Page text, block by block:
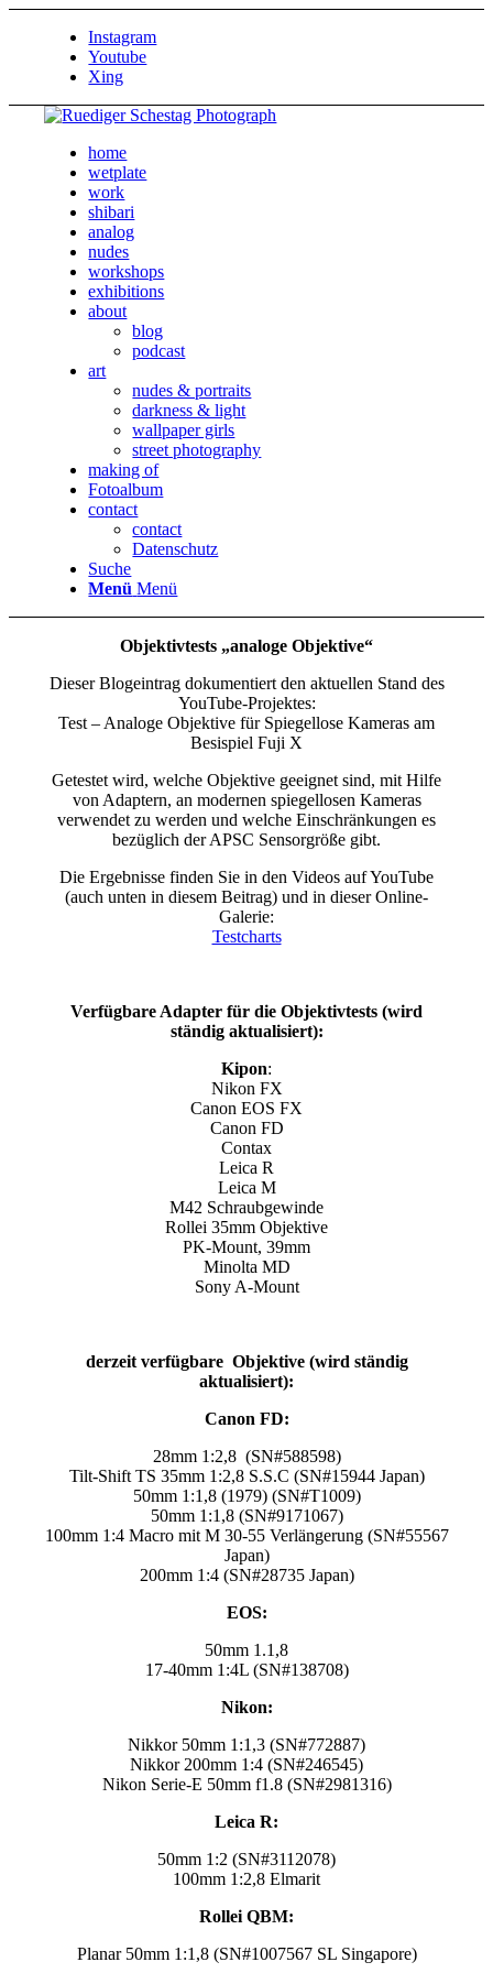
Instagram
Youtube
Xing
home
wetplate
work
shibari
analog
nudes
workshops
exhibitions
about
blog
podcast
art
nudes & portraits
darkness & light
wallpaper girls
street photography
making of
Fotoalbum
contact
contact
Datenschutz
Suche
Menü Menü
Objektivtests „analoge Objektive“
Dieser Blogeintrag dokumentiert den aktuellen Stand des
YouTube-Projektes:
Test – Analoge Objektive für Spiegellose Kameras am
Besispiel Fuji X
Getestet wird, welche Objektive geeignet sind, mit Hilfe
von Adaptern, an modernen spiegellosen Kameras
verwendet zu werden und welche Einschränkungen es
bezüglich der APSC Sensorgröße gibt.
Die Ergebnisse finden Sie in den Videos auf YouTube
(auch unten in diesem Beitrag) und in dieser Online-
Galerie:
Testcharts
Verfügbare Adapter für die Objektivtests (wird
ständig aktualisiert):
Kipon:
Nikon FX
Canon EOS FX
Canon FD
Contax
Leica R
Leica M
M42 Schraubgewinde
Rollei 35mm Objektive
PK-Mount, 39mm
Minolta MD
Sony A-Mount
derzeit verfügbare Objektive (wird ständig
aktualisiert):
Canon FD:
28mm 1:2,8 (SN#588598)
Tilt-Shift TS 35mm 1:2,8 S.S.C (SN#15944 Japan)
50mm 1:1,8 (1979) (SN#T1009)
50mm 1:1,8 (SN#9171067)
100mm 1:4 Macro mit M 30-55 Verlängerung (SN#55567
Japan)
200mm 1:4 (SN#28735 Japan)
EOS:
50mm 1.1,8
17-40mm 1:4L (SN#138708)
Nikon:
Nikkor 50mm 1:1,3 (SN#772887)
Nikkor 200mm 1:4 (SN#246545)
Nikon Serie-E 50mm f1.8 (SN#2981316)
Leica R:
50mm 1:2 (SN#3112078)
100mm 1:2,8 Elmarit
Rollei QBM:
Planar 50mm 1:1,8 (SN#1007567 SL Singapore)